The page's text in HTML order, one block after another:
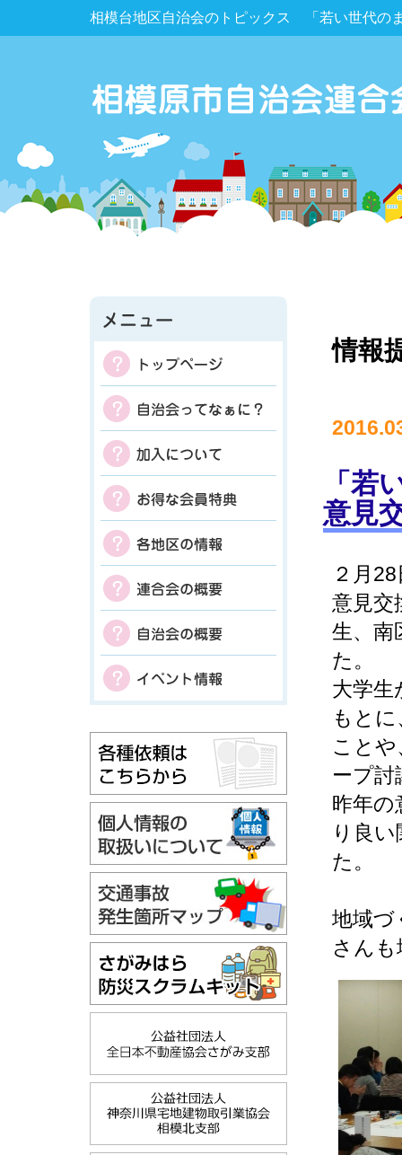
相模台地区自治会のトピックス 「若い世代の
情報
「若
意見
２月
意見交
生、南
た。
大学生
もと
こと
ープ
昨年の
り良
た。
地域づ
さん